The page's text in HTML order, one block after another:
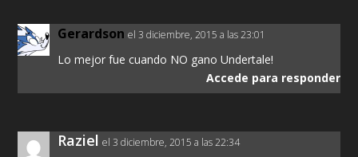
Gerardson el 3 diciembre, 2015 a las 23:01
Lo mejor fue cuando NO gano Undertale!
Accede para responder
Raziel el 3 diciembre, 2015 a las 22:34